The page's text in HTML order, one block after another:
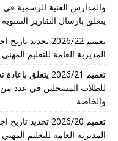
والمدارس الفنية الرسمية في
يتعلق بارسال التقارير السنوية
تعميم 2026/22
المديرية العامة للتعليم المهني والتقني
تعميم 2026/21
للطلاب المسجلين في عدد من
والخاصة
تعميم 2026/20
المديرية العامة للتعليم المهني والتقني